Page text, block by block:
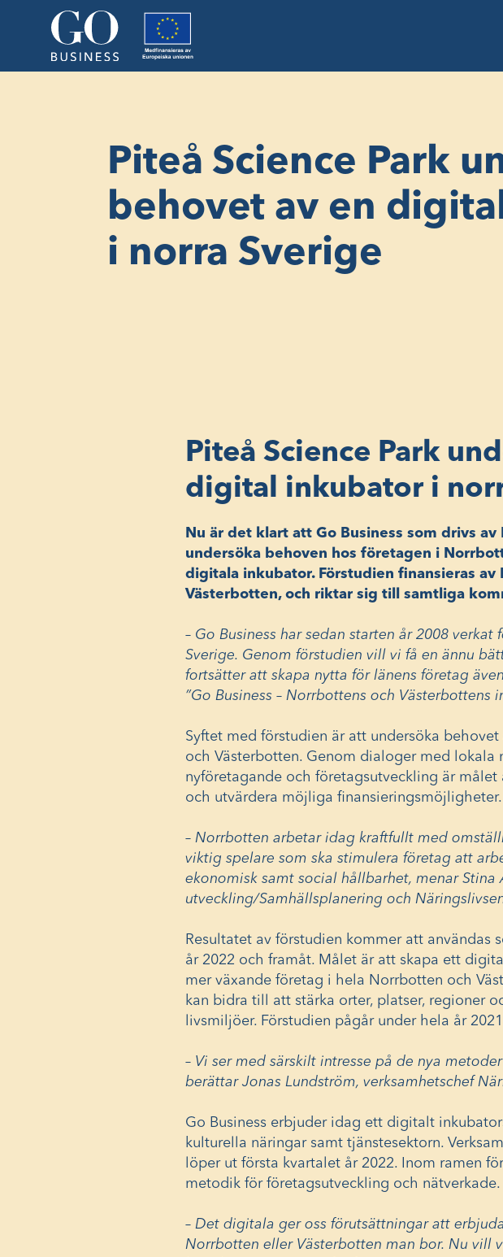
Piteå Science Park
behovet av en
i norra Sverige
Piteå Science Park
digital inkubator i
Nu är det klart att Go Business som drivs
undersöka behoven hos företagen i
digitala inkubator. Förstudien finansieras
Västerbotten, och riktar sig till samtliga
– Go Business har sedan starten år 2008
Sverige. Genom förstudien vill vi få en ännu
fortsätter att skapa nytta för länens företag
”Go Business – Norrbottens och Västerbottens
Syftet med förstudien är att undersöka
och Västerbotten. Genom dialoger med
nyföretagande och företagsutveckling är
och utvärdera möjliga finansieringsmöjligheter.
– Norrbotten arbetar idag kraftfullt med
viktig spelare som ska stimulera företag att
ekonomisk samt social hållbarhet, menar
utveckling/Samhällsplanering och
Resultatet av förstudien kommer att användas
år 2022 och framåt. Målet är att skapa ett
mer växande företag i hela Norrbotten och
kan bidra till att stärka orter, platser, regioner
livsmiljöer. Förstudien pågår under hela år
– Vi ser med särskilt intresse på de nya
berättar Jonas Lundström, verksamhetschef
Go Business erbjuder idag ett digitalt
kulturella näringar samt tjänstesektorn.
löper ut första kvartalet år 2022. Inom ramen
metodik för företagsutveckling och nätverkade.
– Det digitala ger oss förutsättningar att
Norrbotten eller Västerbotten man bor. Nu vill